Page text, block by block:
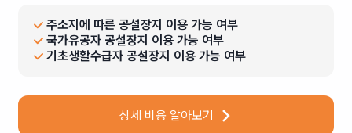
주소지에 따른 공설장지 이용 가능 여부
국가유공자 공설장지 이용 가능 여부
기초생활수급자 공설장지 이용 가능 여부
상세 비용 알아보기